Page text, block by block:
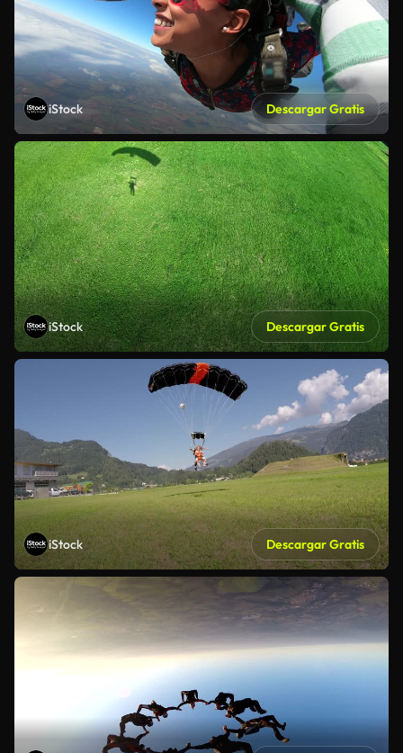
iStock Descargar Gratis
iStock Descargar Gratis
iStock Descargar Gratis